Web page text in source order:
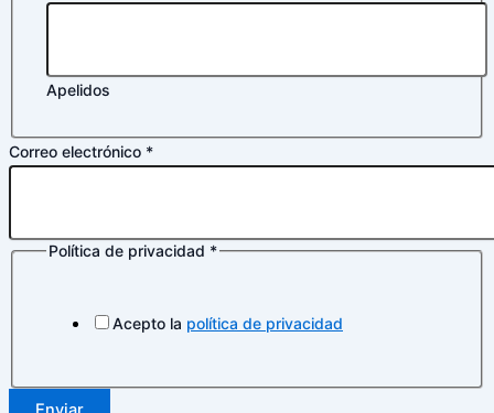
Apelidos
Correo electrónico *
de
Política de privacidad *
Acepto la política de privacidad